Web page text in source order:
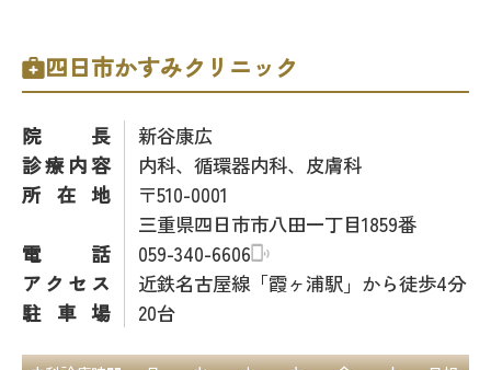
四日市かすみクリニック
院長
新谷康広
診療内容
内科、循環器内科、皮膚科
所在地
〒510-0001
三重県四日市市八田一丁目1859番
電話
059-340-6606
アクセス
近鉄名古屋線「霞ヶ浦駅」から徒歩4分
駐車場
20台